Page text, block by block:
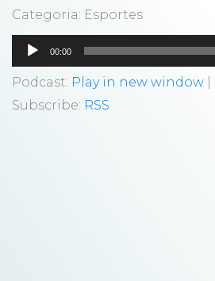
Categoria: Esportes
Tocador
áudio
00:00
Podcast: Play in new window
Subscribe: RSS